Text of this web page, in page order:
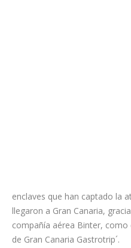
enclaves que han captado la
llegaron a Gran Canaria,